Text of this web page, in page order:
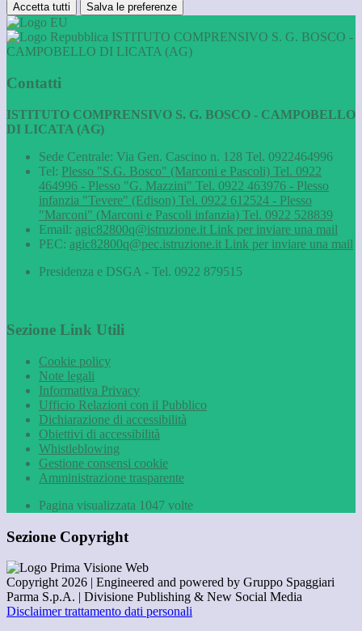
Accetta tutti Salva le preferenze
ISTITUTO COMPRENSIVO S. G. BOSCO -
CAMPOBELLO DI LICATA (AG)
Contatti
ISTITUTO COMPRENSIVO S. G. BOSCO - CAMPOBELLO
DI LICATA (AG)
Sede Centrale: Via Gen. Cascino n. 128 Tel. 0922464996
Tel: Plesso "S.G. Bosco" (Marconi e Pascoli) Tel. 0922
464996 - Plesso "G. Mazzini" Tel. 0922 463976 - Plesso
infanzia "Tevere" (Edison) Tel. 0922 612524 - Plesso
"Marconi" (Marconi e Pascoli infanzia) Tel. 0922 528839
Email: agic82800q@istruzione.it Link per inviare una mail
PEC: agic82800q@pec.istruzione.it Link per inviare una mail
Presidenza e DSGA - Tel. 0922 879515
Sezione Link Utili
Cookie policy
Note legali
Informativa Privacy
Ufficio Relazioni con il Pubblico
Dichiarazione di accessibilità
Obiettivi di accessibilità
Whistleblowing
Gestione consensi cookie
Amministrazione trasparente
Pagina visualizzata 1047 volte
Sezione Copyright
Copyright 2026 | Engineered and powered by Gruppo Spaggiari
Parma S.p.A. | Divisione Publishing & New Social Media
Disclaimer trattamento dati personali